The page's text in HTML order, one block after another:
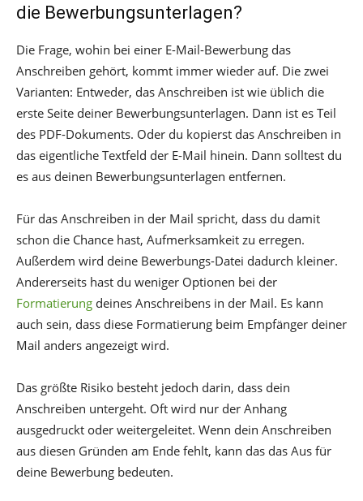
die Bewerbungsunterlagen?
Die Frage, wohin bei einer E-Mail-Bewerbung das
Anschreiben gehört, kommt immer wieder auf. Die zwei
Varianten: Entweder, das Anschreiben ist wie üblich die
erste Seite deiner Bewerbungsunterlagen. Dann ist es Teil
des PDF-Dokuments. Oder du kopierst das Anschreiben in
das eigentliche Textfeld der E-Mail hinein. Dann solltest du
es aus deinen Bewerbungsunterlagen entfernen.
Für das Anschreiben in der Mail spricht, dass du damit
schon die Chance hast, Aufmerksamkeit zu erregen.
Außerdem wird deine Bewerbungs-Datei dadurch kleiner.
Andererseits hast du weniger Optionen bei der
Formatierung deines Anschreibens in der Mail. Es kann
auch sein, dass diese Formatierung beim Empfänger deiner
Mail anders angezeigt wird.
Das größte Risiko besteht jedoch darin, dass dein
Anschreiben untergeht. Oft wird nur der Anhang
ausgedruckt oder weitergeleitet. Wenn dein Anschreiben
aus diesen Gründen am Ende fehlt, kann das das Aus für
deine Bewerbung bedeuten.